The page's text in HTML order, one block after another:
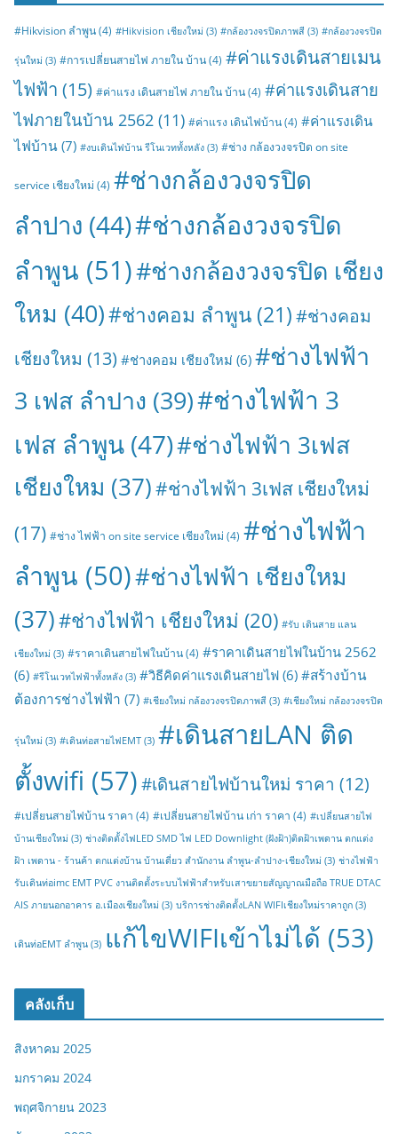
#Hikvision ลำพูน(4) #Hikvision เชียงใหม่ (3) #กล้องวงจรปิดภาพสี (3) #กล้องวงจรปิด
รุ่นใหม่ (3) #การเปลี่ยนสายไฟ ภายใน บ้าน(4) #ค่าแรงเดินสายเมน
ไฟฟ้า (15) #ค่าแรง เดินสายไฟ ภายใน บ้าน(4) #ค่าแรงเดินสาย
ไฟภายในบ้าน 2562 (11) #ค่าแรง เดินไฟบ้าน(4) #ค่าแรงเดิน
ไฟบ้าน(7) #งบเดินไฟบ้าน รีโนเวททั้งหลัง (3) #ช่าง กล้องวงจรปิด on site
service เชียงใหม่ (4) #ช่างกล้องวงจรปิด
ลำปาง (44)#ช่างกล้องวงจรปิด
ลำพูน (51)#ช่างกล้องวงจรปิด เชียง
ใหม (40)#ช่างคอม ลำพูน (21)#ช่างคอม
เชียงใหม (13) #ช่างคอม เชียงใหม่ (6) #ช่างไฟฟ้า
3 เฟส ลำปาง (39)#ช่างไฟฟ้า 3
เฟส ลำพูน (47)#ช่างไฟฟ้า 3เฟส
เชียงใหม (37)#ช่างไฟฟ้า 3เฟส เชียงใหม่
(17) #ช่าง ไฟฟ้า on site service เชียงใหม่ (4) #ช่างไฟฟ้า
ลำพูน (50)#ช่างไฟฟ้า เชียงใหม
(37)#ช่างไฟฟ้า เชียงใหม่ (20) #รับ เดินสาย แลน
เชียงใหม่ (3) #ราคาเดินสายไฟในบ้าน(4) #ราคาเดินสายไฟในบ้าน 2562
(6) #รีโนเวทไฟฟ้าทั้งหลัง (3) #วิธีคิดค่าแรงเดินสายไฟ (6) #สร้างบ้าน
ต้องการช่างไฟฟ้า (7) #เชียงใหม่ กล้องวงจรปิดภาพสี (3) #เชียงใหม่ กล้องวงจรปิด
รุ่นใหม่ (3) #เดินท่อสายไฟEMT (3) #เดินสายLAN ติด
ตั้งwifi (57)#เดินสายไฟบ้านใหม่ ราคา (12)
#เปลี่ยนสายไฟบ้าน ราคา (4) #เปลี่ยนสายไฟบ้าน เก่า ราคา (4) #เปลี่ยนสายไฟ
บ้านเชียงใหม่ (3) ช่างติดตั้งไฟLED SMD ไฟ LED Downlight (ฝังฝ้า)ติดฝ้าเพดาน ตกแต่ง
ฝ้า เพดาน - ร้านค้า ตกแต่งบ้าน บ้านเดี่ยว สำนักงาน ลำพูน-ลำปาง-เชียงใหม่ (3) ช่างไฟฟ้า
รับเดินท่อimc EMT PVC งานติดตั้งระบบไฟฟ้าสำหรับเสาขยายสัญญาณมือถือ TRUE DTAC
AIS ภายนอกอาคาร อ.เมืองเชียงใหม่ (3) บริการช่างติดตั้งLAN WIFIเชียงใหม่ราคาถูก (3)
เดินท่อEMT ลำพูน (3) แก้ไขWIFIเข้าไม่ได้ (53)
คลังเก็บ
สิงหาคม 2025
มกราคม 2024
พฤศจิกายน 2023